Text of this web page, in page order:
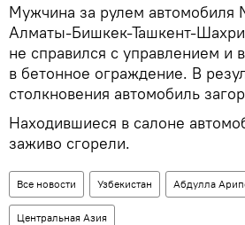
Мужчина за рулем автомобиля
Алматы-Бишкек-Ташкент-
не справился с управлением и
в бетонное ограждение. В
столкновения автомобиль
Находившиеся в салоне
заживо сгорели.
Все новости Узбекистан Абдулла
Центральная Азия